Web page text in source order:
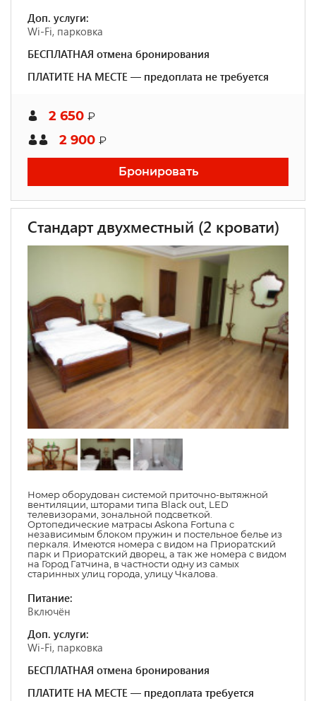
Доп. услуги:
Wi-Fi, парковка
БЕСПЛАТНАЯ отмена бронирования
ПЛАТИТЕ НА МЕСТЕ — предоплата не требуется
2 650 ₽
2 900 ₽
Бронировать
Стандарт двухместный (2 кровати)
Номер оборудован системой приточно-вытяжной
вентиляции, шторами типа Black out, LED
телевизорами, зональной подсветкой.
Ортопедические матрасы Askona Fortuna с
независимым блоком пружин и постельное белье из
перкаля. Имеются номера с видом на Приоратский
парк и Приоратский дворец, а так же номера с видом
на Город Гатчина, в частности одну из самых
старинных улиц города, улицу Чкалова.
Питание:
Включён
Доп. услуги:
Wi-Fi, парковка
БЕСПЛАТНАЯ отмена бронирования
ПЛАТИТЕ НА МЕСТЕ — предоплата требуется